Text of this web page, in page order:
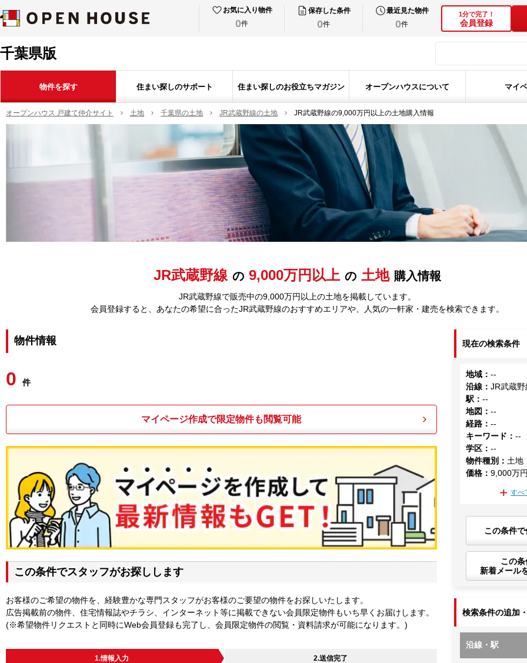
お気に入り物件
0件
保存した条件
0件
最近見た物件
0件
1分で完了！
会員登録
千葉県版
物件を探す 住まい探しのサポート 住まい探しのお役立ちマガジン オープンハウスについて マイ
オープンハウス 戸建て仲介サイト 土地 千葉県の土地 JR武蔵野線の土地 JR武蔵野線の9,000万円以上の土地購入情報
JR武蔵野線 の 9,000万円以上 の 土地 購入情報
JR武蔵野線で販売中の9,000万円以上の土地を掲載しています。
会員登録すると、あなたの希望に合ったJR武蔵野線のおすすめエリアや、人気の一軒家・建売を検索できます。
物件情報
0 件
マイページ作成で限定物件も閲覧可能
この条件でスタッフがお探しします
お客様のご希望の物件を、経験豊かな専門スタッフがお客様のご要望の物件をお探しいたします。
広告掲載前の物件、住宅情報誌やチラシ、インターネット等に掲載できない会員限定物件もいち早くお届けします。
(※希望物件リクエストと同時にWeb会員登録も完了し、会員限定物件の閲覧・資料請求が可能になります。)
1.情報入力 2.送信完了
現在の検索条件
地域 ：--
沿線 ：JR武蔵野
駅 ：--
地図 ：--
経路 ：--
キーワード ：--
学区 ：--
物件種別 ： 土地
価格 ：9,000万
すべ
この条件
この
新着メール
検索条件の追加
沿線・駅